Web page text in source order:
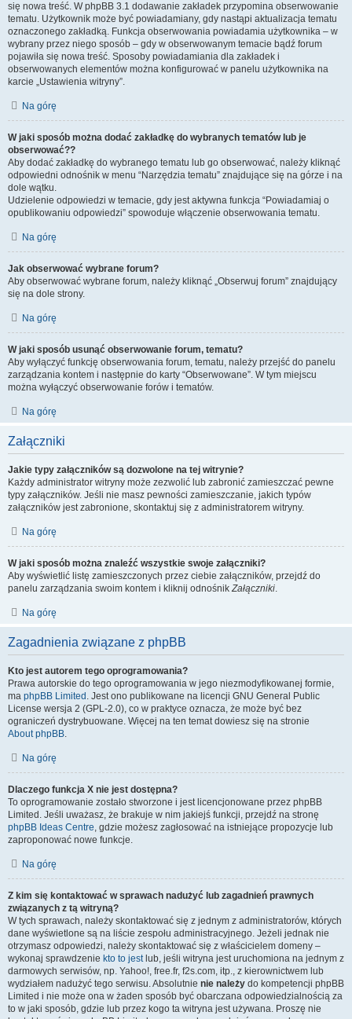
się nowa treść. W phpBB 3.1 dodawanie zakładek przypomina obserwowanie
tematu. Użytkownik może być powiadamiany, gdy nastąpi aktualizacja tematu
oznaczonego zakładką. Funkcja obserwowania powiadamia użytkownika – w
wybrany przez niego sposób – gdy w obserwowanym temacie bądź forum
pojawiła się nowa treść. Sposoby powiadamiania dla zakładek i
obserwowanych elementów można konfigurować w panelu użytkownika na
karcie „Ustawienia witryny”.
Na górę
W jaki sposób można dodać zakładkę do wybranych tematów lub je
obserwować??
Aby dodać zakładkę do wybranego tematu lub go obserwować, należy kliknąć
odpowiedni odnośnik w menu “Narzędzia tematu” znajdujące się na górze i na
dole wątku.
Udzielenie odpowiedzi w temacie, gdy jest aktywna funkcja “Powiadamiaj o
opublikowaniu odpowiedzi” spowoduje włączenie obserwowania tematu.
Na górę
Jak obserwować wybrane forum?
Aby obserwować wybrane forum, należy kliknąć „Obserwuj forum” znajdujący
się na dole strony.
Na górę
W jaki sposób usunąć obserwowanie forum, tematu?
Aby wyłączyć funkcję obserwowania forum, tematu, należy przejść do panelu
zarządzania kontem i następnie do karty “Obserwowane”. W tym miejscu
można wyłączyć obserwowanie forów i tematów.
Na górę
Załączniki
Jakie typy załączników są dozwolone na tej witrynie?
Każdy administrator witryny może zezwolić lub zabronić zamieszczać pewne
typy załączników. Jeśli nie masz pewności zamieszczanie, jakich typów
załączników jest zabronione, skontaktuj się z administratorem witryny.
Na górę
W jaki sposób można znaleźć wszystkie swoje załączniki?
Aby wyświetlić listę zamieszczonych przez ciebie załączników, przejdź do
panelu zarządzania swoim kontem i kliknij odnośnikZałączniki.
Na górę
Zagadnienia związane z phpBB
Kto jest autorem tego oprogramowania?
Prawa autorskie do tego oprogramowania w jego niezmodyfikowanej formie,
ma phpBB Limited . Jest ono publikowane na licencji GNU General Public
License wersja 2 (GPL-2.0), co w praktyce oznacza, że może być bez
ograniczeń dystrybuowane. Więcej na ten temat dowiesz się na stronie
About phpBB.
Na górę
Dlaczego funkcja X nie jest dostępna?
To oprogramowanie zostało stworzone i jest licencjonowane przez phpBB
Limited. Jeśli uważasz, że brakuje w nim jakiejś funkcji, przejdź na stronę
phpBB Ideas Centre, gdzie możesz zagłosować na istniejące propozycje lub
zaproponować nowe funkcje.
Na górę
Z kim się kontaktować w sprawach nadużyć lub zagadnień prawnych
związanych z tą witryną?
W tych sprawach, należy skontaktować się z jednym z administratorów, których
dane wyświetlone są na liście zespołu administracyjnego. Jeżeli jednak nie
otrzymasz odpowiedzi, należy skontaktować się z właścicielem domeny –
wykonaj sprawdzenie kto to jestlub, jeśli witryna jest uruchomiona na jednym z
darmowych serwisów, np. Yahoo!, free.fr, f2s.com, itp., z kierownictwem lub
wydziałem nadużyć tego serwisu. Absolutnie nie należy do kompetencji phpBB
Limited i nie może ona w żaden sposób być obarczana odpowiedzialnością za
to w jaki sposób, gdzie lub przez kogo ta witryna jest używana. Proszę nie